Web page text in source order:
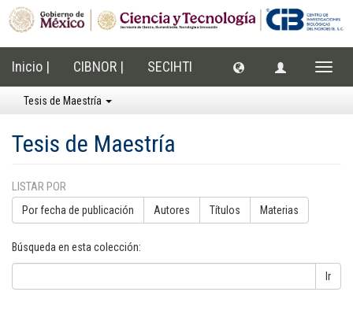
Inicio | CIBNOR | SECIHTI
Tesis de Maestría
Tesis de Maestría
LISTAR POR
Por fecha de publicación Autores Títulos Materias
Búsqueda en esta colección:
Ir